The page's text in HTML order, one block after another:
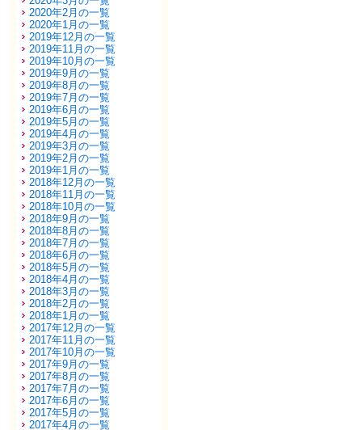
2020年2月の一覧
2020年1月の一覧
2019年12月の一覧
2019年11月の一覧
2019年10月の一覧
2019年9月の一覧
2019年8月の一覧
2019年7月の一覧
2019年6月の一覧
2019年5月の一覧
2019年4月の一覧
2019年3月の一覧
2019年2月の一覧
2019年1月の一覧
2018年12月の一覧
2018年11月の一覧
2018年10月の一覧
2018年9月の一覧
2018年8月の一覧
2018年7月の一覧
2018年6月の一覧
2018年5月の一覧
2018年4月の一覧
2018年3月の一覧
2018年2月の一覧
2018年1月の一覧
2017年12月の一覧
2017年11月の一覧
2017年10月の一覧
2017年9月の一覧
2017年8月の一覧
2017年7月の一覧
2017年6月の一覧
2017年5月の一覧
2017年4月の一覧